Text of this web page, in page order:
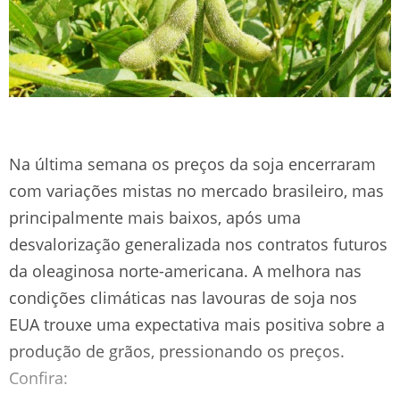
Na última semana os preços da soja encerraram
com variações mistas no mercado brasileiro, mas
principalmente mais baixos, após uma
desvalorização generalizada nos contratos futuros
da oleaginosa norte-americana. A melhora nas
condições climáticas nas lavouras de soja nos
EUA trouxe uma expectativa mais positiva sobre a
produção de grãos, pressionando os preços.
Confira: